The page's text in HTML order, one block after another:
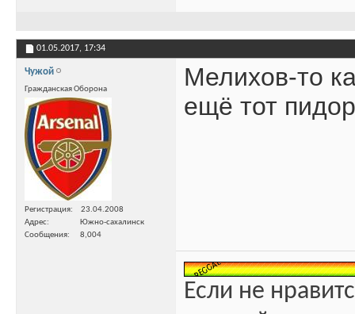
01.05.2017, 17:34
Чужой
Гражданская Оборона
Регистрация
23.04.2008
Адрес
Южно-сахалинск
Сообщения
8,004
Мелихов-то
ещё тот
Если не